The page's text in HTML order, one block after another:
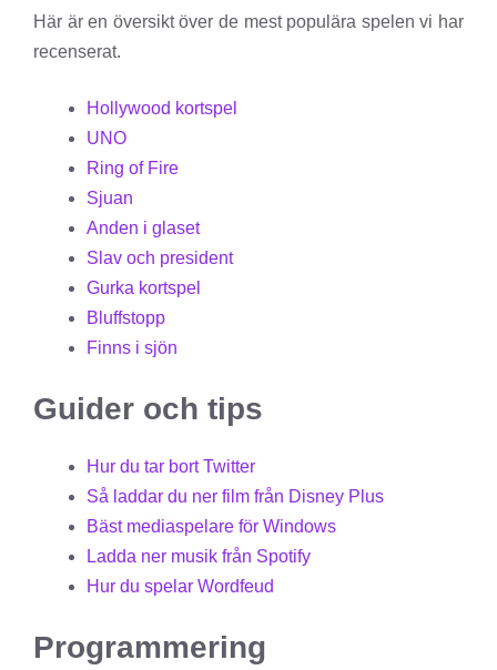
Här är en översikt över de mest populära spelen vi har
recenserat.
Hollywood kortspel
UNO
Ring of Fire
Sjuan
Anden i glaset
Slav och president
Gurka kortspel
Bluffstopp
Finns i sjön
Guider och tips
Hur du tar bort Twitter
Så laddar du ner film från Disney Plus
Bäst mediaspelare för Windows
Ladda ner musik från Spotify
Hur du spelar Wordfeud
Programmering